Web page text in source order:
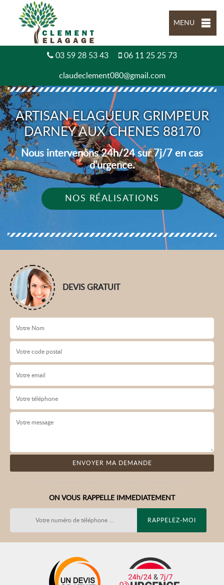
MENU
03 59 28 53 43 06 11 25 25 73
claudeclement080@gmail.com
ARTISAN ELAGUEUR GRIMPEUR
DARNEY AUX CHENES 88170
Nous intervenons 24h/24 sur 7j/7 en cas
d'urgence.
NOS RÉALISATIONS
DEVIS GRATUIT
ON VOUS RAPPELLE IMMEDIATEMENT